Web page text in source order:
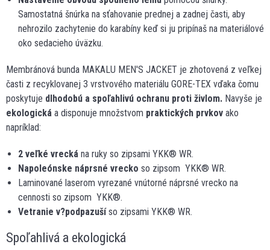
Samostatná šnúrka na sťahovanie prednej a zadnej časti, aby
nehrozilo zachytenie do karabíny keď si ju pripínaš na materiálové
oko sedacieho úväzku.
Membránová bunda MAKALU MEN'S JACKET je zhotovená z veľkej
časti z recyklovanej 3 vrstvového materiálu GORE-TEX vďaka čomu
poskytuje dlhodobú a spoľahlivú ochranu proti živlom. Navyše je
ekologická a disponuje množstvom praktických prvkov ako
napríklad:
2 veľké vrecká na ruky so zipsami YKK® WR.
Napoleónske náprsné vrecko so zipsom YKK® WR.
Laminované laserom vyrezané vnútorné náprsné vrecko na
cennosti so zipsom YKK®.
Vetranie v?podpazušíso zipsami YKK® WR.
Spoľahlivá a ekologická